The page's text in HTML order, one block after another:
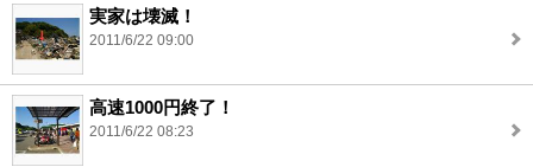
実家は壊滅！
2011/6/22 09:00
高速1000円終了！
2011/6/22 08:23